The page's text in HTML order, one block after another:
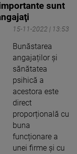
sunt
15-11-2022 | 13:53
Bunăstarea
angajaților și
sănătatea
psihică a
acestora este
direct
proporțională cu
buna
funcționare a
unei firme și cu